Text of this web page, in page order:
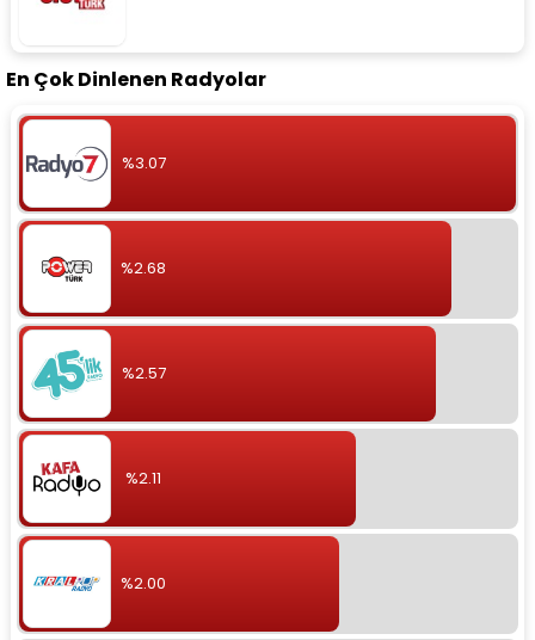
En Çok Dinlenen Radyolar
%3.07
%2.68
%2.57
%2.11
%2.00